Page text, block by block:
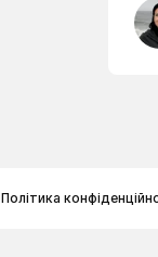
Політика